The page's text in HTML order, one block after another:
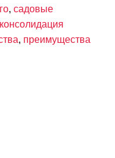
, садовые
консолидация
, преимущества